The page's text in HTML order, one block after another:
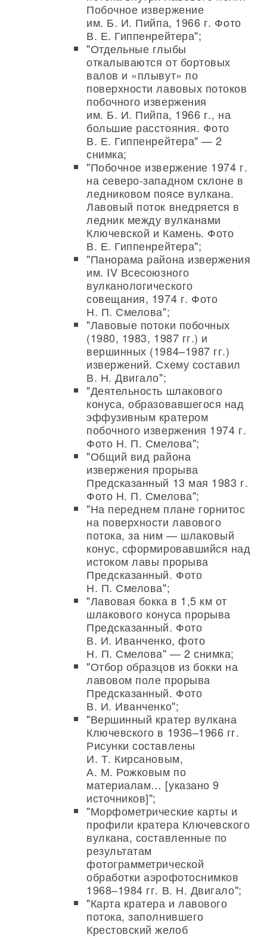
Побочное извержение
им. Б. И. Пийпа, 1966 г. Фото
В. Е. Гиппенрейтера";
"Отдельные глыбы
откалываются от бортовых
валов и «плывут» по
поверхности лавовых потоков
побочного извержения
им. Б. И. Пийпа, 1966 г., на
большие расстояния. Фото
В. Е. Гиппенрейтера" — 2
снимка;
"Побочное извержение 1974 г.
на северо-западном склоне в
ледниковом поясе вулкана.
Лавовый поток внедряется в
ледник между вулканами
Ключевской и Камень. Фото
В. Е. Гиппенрейтера";
"Панорама района извержения
им. IV Всесоюзного
вулканологического
совещания, 1974 г. Фото
Н. П. Смелова";
"Лавовые потоки побочных
(1980, 1983, 1987 гг.) и
вершинных (1984–1987 гг.)
извержений. Схему составил
В. Н. Двигало";
"Деятельность шлакового
конуса, образовавшегося над
эффузивным кратером
побочного извержения 1974 г.
Фото Н. П. Смелова";
"Общий вид района
извержения прорыва
Предсказанный 13 мая 1983 г.
Фото Н. П. Смелова";
"На переднем плане горнитос
на поверхности лавового
потока, за ним — шлаковый
конус, сформировавшийся над
истоком лавы прорыва
Предсказанный. Фото
Н. П. Смелова";
"Лавовая бокка в 1,5 км от
шлакового конуса прорыва
Предсказанный. Фото
В. И. Иванченко, фото
Н. П. Смелова" — 2 снимка;
"Отбор образцов из бокки на
лавовом поле прорыва
Предсказанный. Фото
В. И. Иванченко";
"Вершинный кратер вулкана
Ключевского в 1936–1966 гг.
Рисунки составлены
И. Т. Кирсановым,
А. М. Рожковым по
материалам… [указано 9
источников]";
"Морфометрические карты и
профили кратера Ключевского
вулкана, составленные по
результатам
фотограмметрической
обработки аэрофотоснимков
1968–1984 гг. В. Н. Двигало";
"Карта кратера и лавового
потока, заполнившего
Крестовский желоб